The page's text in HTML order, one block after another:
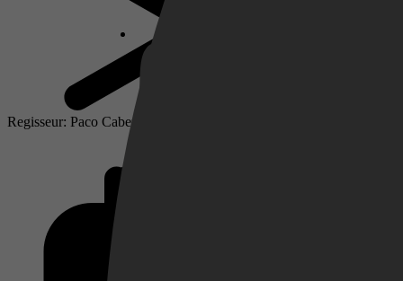
Regisseur: Paco Cabezas